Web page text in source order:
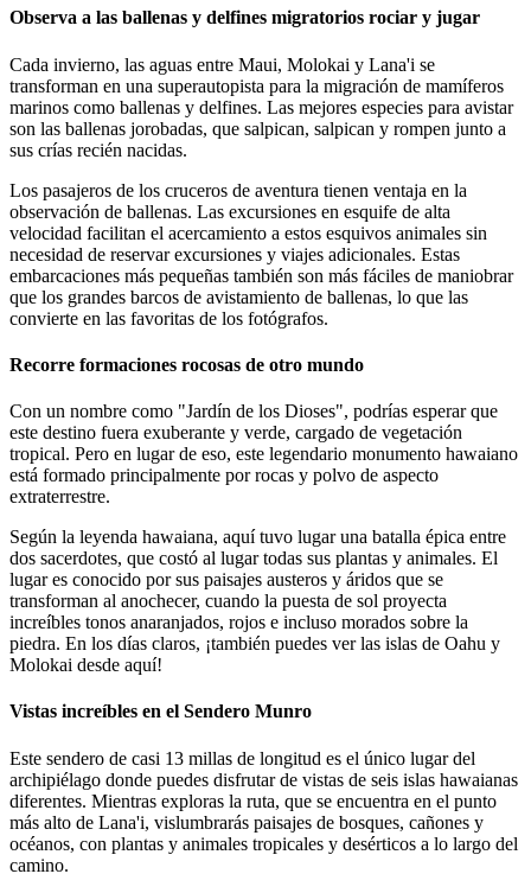
Observa a las ballenas y delfines migratorios rociar y jugar
Cada invierno, las aguas entre Maui, Molokai y Lana'i se
transforman en una superautopista para la migración de mamíferos
marinos como ballenas y delfines. Las mejores especies para avistar
son las ballenas jorobadas, que salpican, salpican y rompen junto a
sus crías recién nacidas.
Los pasajeros de los cruceros de aventura tienen ventaja en la
observación de ballenas. Las excursiones en esquife de alta
velocidad facilitan el acercamiento a estos esquivos animales sin
necesidad de reservar excursiones y viajes adicionales. Estas
embarcaciones más pequeñas también son más fáciles de maniobrar
que los grandes barcos de avistamiento de ballenas, lo que las
convierte en las favoritas de los fotógrafos.
Recorre formaciones rocosas de otro mundo
Con un nombre como "Jardín de los Dioses", podrías esperar que
este destino fuera exuberante y verde, cargado de vegetación
tropical. Pero en lugar de eso, este legendario monumento hawaiano
está formado principalmente por rocas y polvo de aspecto
extraterrestre.
Según la leyenda hawaiana, aquí tuvo lugar una batalla épica entre
dos sacerdotes, que costó al lugar todas sus plantas y animales. El
lugar es conocido por sus paisajes austeros y áridos que se
transforman al anochecer, cuando la puesta de sol proyecta
increíbles tonos anaranjados, rojos e incluso morados sobre la
piedra. En los días claros, ¡también puedes ver las islas de Oahu y
Molokai desde aquí!
Vistas increíbles en el Sendero Munro
Este sendero de casi 13 millas de longitud es el único lugar del
archipiélago donde puedes disfrutar de vistas de seis islas hawaianas
diferentes. Mientras exploras la ruta, que se encuentra en el punto
más alto de Lana'i, vislumbrarás paisajes de bosques, cañones y
océanos, con plantas y animales tropicales y desérticos a lo largo del
camino.